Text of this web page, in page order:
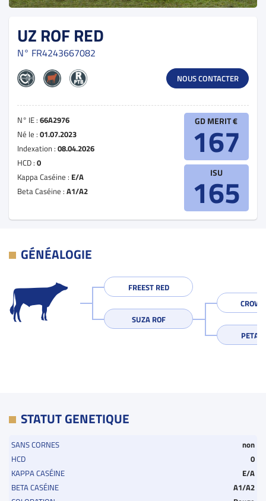
UZ ROF RED
N° FR4243667082
NOUS CONTACTER
N° IE : 66A2976
Né le : 01.07.2023
Indexation : 08.04.2026
HCD : 0
Kappa Caséine : E/A
Beta Caséine : A1/A2
GD MERIT €
167
ISU
165
GÉNÉALOGIE
FREEST RED
SUZA ROF
STATUT GENETIQUE
SANS CORNES
non
HCD
0
KAPPA CASÉINE
E/A
BETA CASÉINE
A1/A2